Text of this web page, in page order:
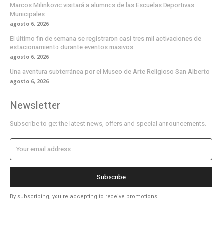
Marcos Milinkovic visitará a alumnos de las Escuelas Deportivas
Municipales
agosto 6, 2026
El último fin de semana se registraron casi tres mil activaciones de
estacionamiento durante eventos masivos
agosto 6, 2026
Una aventura subterránea por el Museo de Arte Religioso San Alberto
agosto 6, 2026
Newsletter
Subscribe to get the latest news, offers and special announcements.
Subscribe
By subscribing, you're accepting to receive promotions.